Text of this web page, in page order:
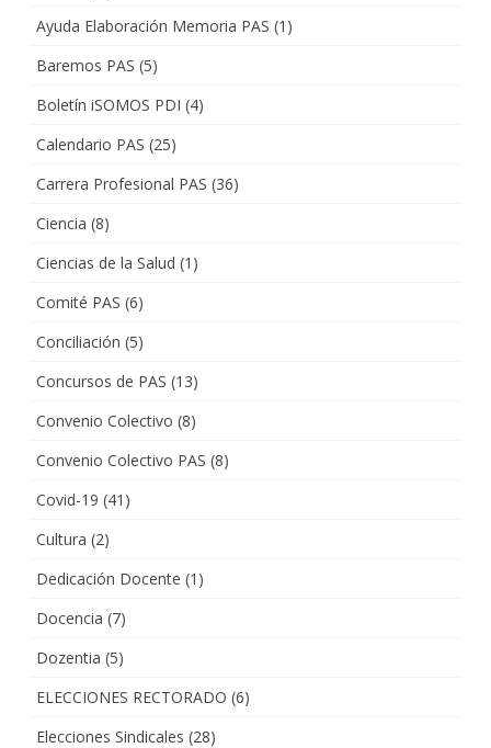
Ayuda Elaboración Memoria PAS (1)
Baremos PAS (5)
Boletín iSOMOS PDI (4)
Calendario PAS (25)
Carrera Profesional PAS (36)
Ciencia (8)
Ciencias de la Salud (1)
Comité PAS (6)
Conciliación (5)
Concursos de PAS (13)
Convenio Colectivo (8)
Convenio Colectivo PAS (8)
Covid-19 (41)
Cultura (2)
Dedicación Docente (1)
Docencia (7)
Dozentia (5)
ELECCIONES RECTORADO (6)
Elecciones Sindicales (28)